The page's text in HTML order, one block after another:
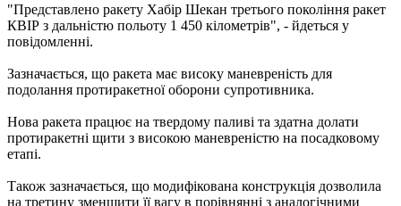
"Представлено ракету Хабір Шекан третього покоління ракет
КВІР з дальністю польоту 1 450 кілометрів", - йдеться у
повідомленні.
Зазначається, що ракета має високу маневреність для
подолання протиракетної оборони супротивника.
Нова ракета працює на твердому паливі та здатна долати
протиракетні щити з високою маневреністю на посадковому
етапі.
Також зазначається, що модифікована конструкція дозволила
на третину зменшити її вагу в порівнянні з аналогічними